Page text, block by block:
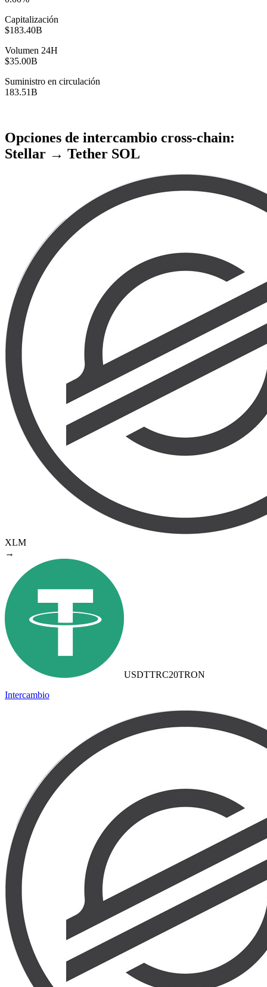
Capitalización
$183.40B
Volumen 24H
$35.00B
Suministro en circulación
183.51B
Opciones de intercambio cross-chain:
Stellar → Tether SOL
XLM
→
USDTTRC20TRON
Intercambio